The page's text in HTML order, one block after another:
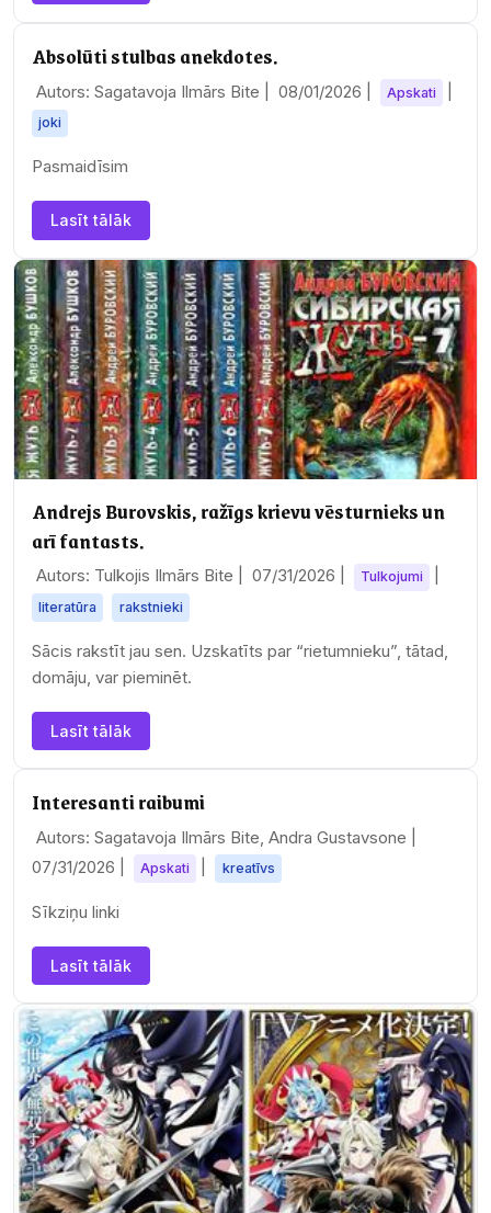
Absolūti stulbas anekdotes.
Autors: Sagatavoja Ilmārs Bite | 08/01/2026 Apskati
joki
Pasmaidīsim
Lasīt tālāk
Andrejs Burovskis, ražīgs krievu vēsturnieks un
arī fantasts.
Autors: Tulkojis Ilmārs Bite | 07/31/2026 Tulkojumi
literatūra rakstnieki
Sācis rakstīt jau sen. Uzskatīts par “rietumnieku”, tātad,
domāju, var pieminēt.
Lasīt tālāk
Interesanti raibumi
Autors: Sagatavoja Ilmārs Bite, Andra Gustavsone |
07/31/2026
Apskati kreatīvs
Sīkziņu linki
Lasīt tālāk